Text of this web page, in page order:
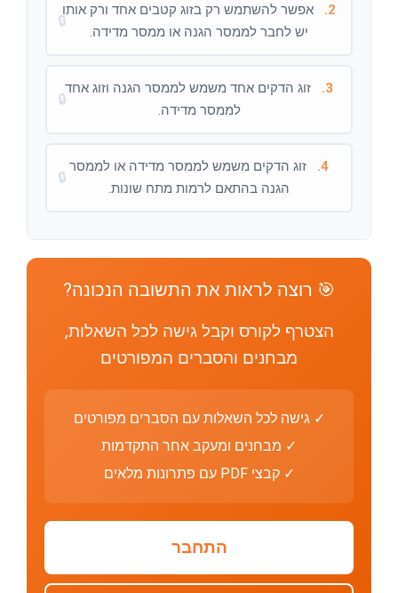
2.
אפשר להשתמש רק בזוג קטבים אחד ורק אותו
יש לחבר לממסר הגנה או ממסר מדידה.
🔒
3.
זוג הדקים אחד משמש לממסר הגנה וזוג אחד
לממסר מדידה.
🔒
4.
זוג הדקים משמש לממסר מדידה או לממסר
הגנה בהתאם לרמות מתח שונות.
🔒
🎯 רוצה לראות את התשובה הנכונה?
הצטרף לקורס וקבל גישה לכל השאלות,
מבחנים והסברים המפורטים
✓ גישה לכל השאלות עם הסברים מפורטים
✓ מבחנים ומעקב אחר התקדמות
✓ קבצי PDF עם פתרונות מלאים
התחבר